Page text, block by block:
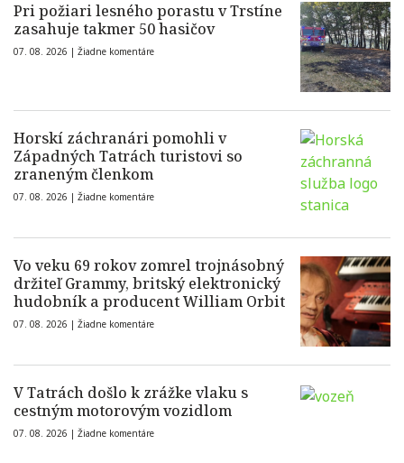
Pri požiari lesného porastu v Trstíne
zasahuje takmer 50 hasičov
07. 08. 2026 | Žiadne komentáre
Horskí záchranári pomohli v
Západných Tatrách turistovi so
zraneným členkom
07. 08. 2026 | Žiadne komentáre
Vo veku 69 rokov zomrel trojnásobný
držiteľ Grammy, britský elektronický
hudobník a producent William Orbit
07. 08. 2026 | Žiadne komentáre
V Tatrách došlo k zrážke vlaku s
cestným motorovým vozidlom
07. 08. 2026 | Žiadne komentáre